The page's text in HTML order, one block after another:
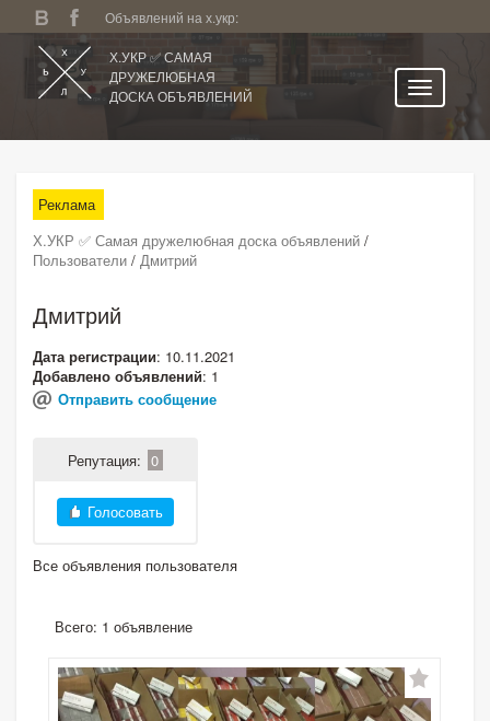
Объявлений на х.укр:
Х.УКР ✅ САМАЯ
ДРУЖЕЛЮБНАЯ
ДОСКА ОБЪЯВЛЕНИЙ
Все регионы
Категории
Избранное
Поиск по сайту
Подать объявление
Реклама
Х.УКР ✅ Самая дружелюбная доска объявлений /
Пользователи / Дмитрий
Дмитрий
Дата регистрации: 10.11.2021
Добавлено объявлений: 1
Отправить сообщение
Репутация: 0
Голосовать
Все объявления пользователя
Всего: 1 объявление